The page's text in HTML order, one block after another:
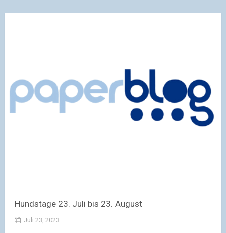
Hundstage 23. Juli bis 23. August
Juli 23, 2023